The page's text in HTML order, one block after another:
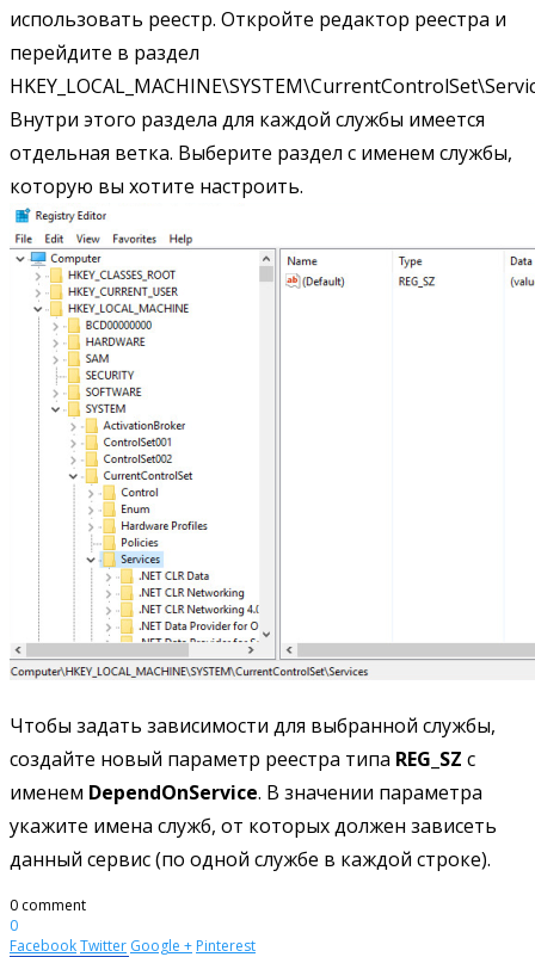
использовать реестр. Откройте редактор реестра и
перейдите в раздел
Внутри этого раздела для каждой службы имеется
отдельная ветка. Выберите раздел с именем службы,
которую вы хотите настроить.
Чтобы задать зависимости для выбранной службы,
создайте новый параметр реестра типа REG_SZ с
именем DependOnService. В значении параметра
укажите имена служб, от которых должен зависеть
данный сервис (по одной службе в каждой строке).
0 comment
0
FacebookTwitter Google + Pinterest